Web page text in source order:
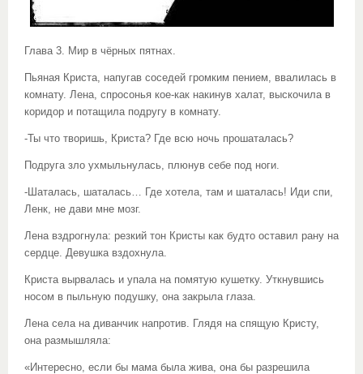
Глава 3. Мир в чёрных пятнах.
Пьяная Криста, напугав соседей громким пением, ввалилась в
комнату. Лена, спросонья кое-как накинув халат, выскочила в
коридор и потащила подругу в комнату.
-Ты что творишь, Криста? Где всю ночь прошаталась?
Подруга зло ухмыльнулась, плюнув себе под ноги.
-Шаталась, шаталась… Где хотела, там и шаталась! Иди спи,
Ленк, не дави мне мозг.
Лена вздрогнула: резкий тон Кристы как будто оставил рану на
сердце. Девушка вздохнула.
Криста вырвалась и упала на помятую кушетку. Уткнувшись
носом в пыльную подушку, она закрыла глаза.
Лена села на диванчик напротив. Глядя на спящую Кристу,
она размышляла:
«Интересно, если бы мама была жива, она бы разрешила